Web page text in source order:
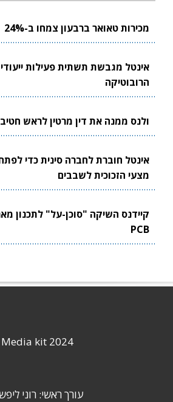
מכירות טאואר ברבעון צמחו ב-24%
אינטל מגבשת תשתית פעילות
הרובוטיקה
ולנס ממנה את דין מרטין לראש
אינטל חוברת לחברה סינית כדי
מצעי הזכוכית לשבבים
קיידנס השיקה "סוכן-על" לתכנון
PCB
Media kit 2024
עורך ראשי: רוני